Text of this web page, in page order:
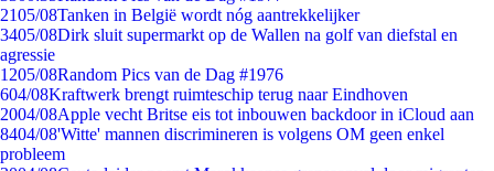
2105/08Tanken in België wordt nóg aantrekkelijker
3405/08Dirk sluit supermarkt op de Wallen na golf van diefstal en
agressie
1205/08Random Pics van de Dag #1976
604/08Kraftwerk brengt ruimteschip terug naar Eindhoven
2004/08Apple vecht Britse eis tot inbouwen backdoor in iCloud aan
8404/08'Witte' mannen discrimineren is volgens OM geen enkel
probleem